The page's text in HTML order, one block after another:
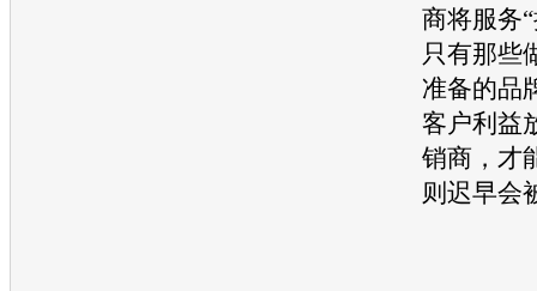
商将服务
只有那些
准备的品
客户利益
销商，才
则迟早会